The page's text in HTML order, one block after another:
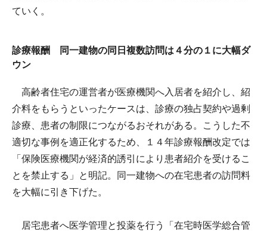
ていく。
診療報酬 同一建物の同日複数訪問は４分の１に大幅ダ
ウン
高齢者住宅の運営者が医療機関へ入居者を紹介し、紹
介料をもらうといったケースは、診療の独占契約や過剰
診療、患者の制限につながるおそれがある。こうした不
適切な事例を適正化するため、１４年診療報酬改定では
「保険医療機関が経済的誘引により患者紹介を受けるこ
とを禁止する」と明記。同一建物への在宅患者の訪問料
を大幅に引き下げた。
居宅患者へ医学管理と投薬を行う「在宅時医学総合管